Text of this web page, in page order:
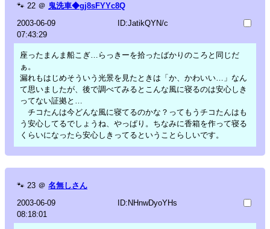
🐾 22 ＠ 鬼洗車◆gj8sFYYc8Q
2003-06-09
07:43:29
ID:JatikQYN/c
座ったまんま船こぎ…らっきーを拾ったばかりのころと同じだ
ぁ。
漏れもはじめそういう光景を見たときは「か、かわいい…」なん
て思いましたが、後で調べてみるとこんな風に寝るのは安心しき
ってない証拠と…
チコたんは今どんな風に寝てるのかな？ってもうチコたんはも
う安心してるでしょうね、やっぱり。ちなみに香箱を作って寝る
くらいになったら安心しきってるということらしいです。
🐾 23 ＠ 名無しさん
2003-06-09
08:18:01
ID:NHnwDyoYHs